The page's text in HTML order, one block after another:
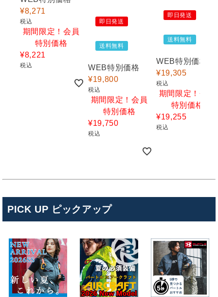
¥8,271
税込
期間限定！会員
特別価格
¥8,221
税込
即日発送
送料無料
WEB特別価格
¥19,800
税込
期間限定！会員
特別価格
¥19,750
税込
即日発送
送料無料
WEB特別価格
¥19,305
税込
期間限定！会員
特別価格
¥19,255
税込
PICK UP ピックアップ